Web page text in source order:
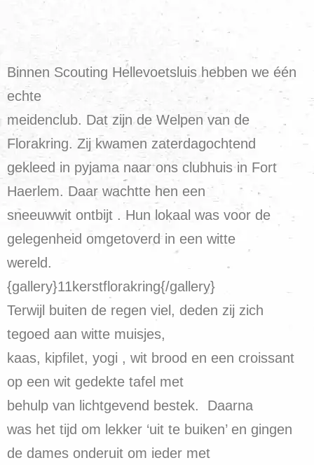
Binnen Scouting Hellevoetsluis hebben we één
echte
meidenclub. Dat zijn de Welpen van de
Florakring. Zij kwamen zaterdagochtend
gekleed in pyjama naar ons clubhuis in Fort
Haerlem. Daar wachtte hen een
sneeuwwit ontbijt . Hun lokaal was voor de
gelegenheid omgetoverd in een witte
wereld.
{gallery}11kerstflorakring{/gallery}
Terwijl buiten de regen viel, deden zij zich
tegoed aan witte muisjes,
kaas, kipfilet, yogi , wit brood en een croissant
op een wit gedekte tafel met
behulp van lichtgevend bestek. Daarna
was het tijd om lekker ‘uit te buiken’ en gingen
de dames onderuit om ieder met